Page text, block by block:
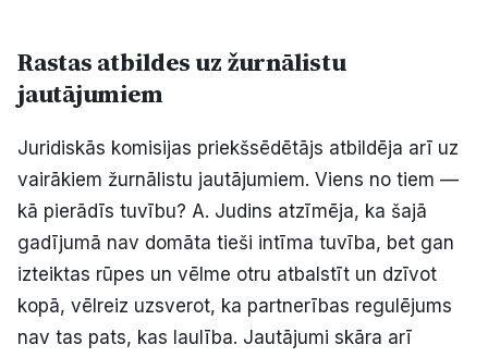
Rastas atbildes uz žurnālistu
jautājumiem
Juridiskās komisijas priekšsēdētājs atbildēja arī uz
vairākiem žurnālistu jautājumiem. Viens no tiem —
kā pierādīs tuvību? A. Judins atzīmēja, ka šajā
gadījumā nav domāta tieši intīma tuvība, bet gan
izteiktas rūpes un vēlme otru atbalstīt un dzīvot
kopā, vēlreiz uzsverot, ka partnerības regulējums
nav tas pats, kas laulība. Jautājumi skāra arī